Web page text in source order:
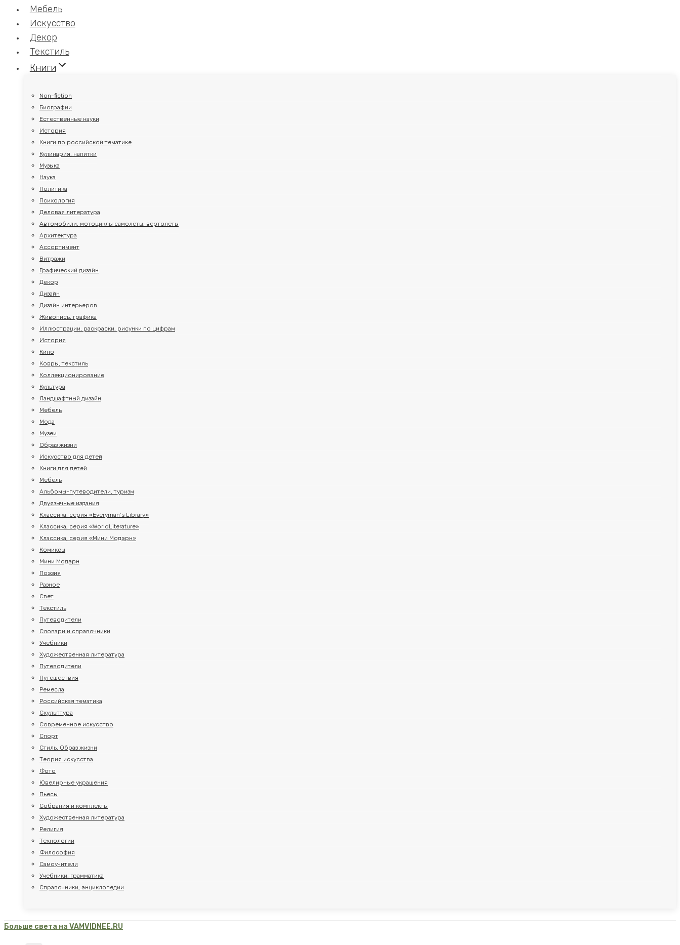
Мебель
Искусство
Декор
Текстиль
Книги
Non-fiction
Биографии
Естественные науки
История
Книги по российской тематике
Кулинария, напитки
Музыка
Наука
Политика
Психология
Деловая литература
Автомобили, мотоциклы самолёты, вертолёты
Архитектура
Ассортимент
Витражи
Графический дизайн
Декор
Дизайн
Дизайн интерьеров
Живопись, графика
Иллюстрации, раскраски, рисунки по цифрам
История
Кино
Ковры, текстиль
Коллекционирование
Культура
Ландшафтный дизайн
Мебель
Мода
Музеи
Образ жизни
Искусство для детей
Книги для детей
Мебель
Альбомы-путеводители, туризм
Двуязычные издания
Классика, серия «Everyman’s Library»
Классика, серия «WorldLiterature»
Классика, серия «Мини Модэрн»
Комиксы
Мини Модэрн
Поэзия
Разное
Свет
Текстиль
Путеводители
Словари и справочники
Учебники
Художественная литература
Путеводители
Путешествия
Ремесла
Российская тематика
Скульптура
Современное искусство
Спорт
Стиль, Образ жизни
Теория искусства
Фото
Ювелирные украшения
Пьесы
Собрания и комплекты
Художественная литература
Религия
Технологии
Философия
Самоучители
Учебники, грамматика
Справочники, энциклопедии
Больше света на VAMVIDNEE.RU